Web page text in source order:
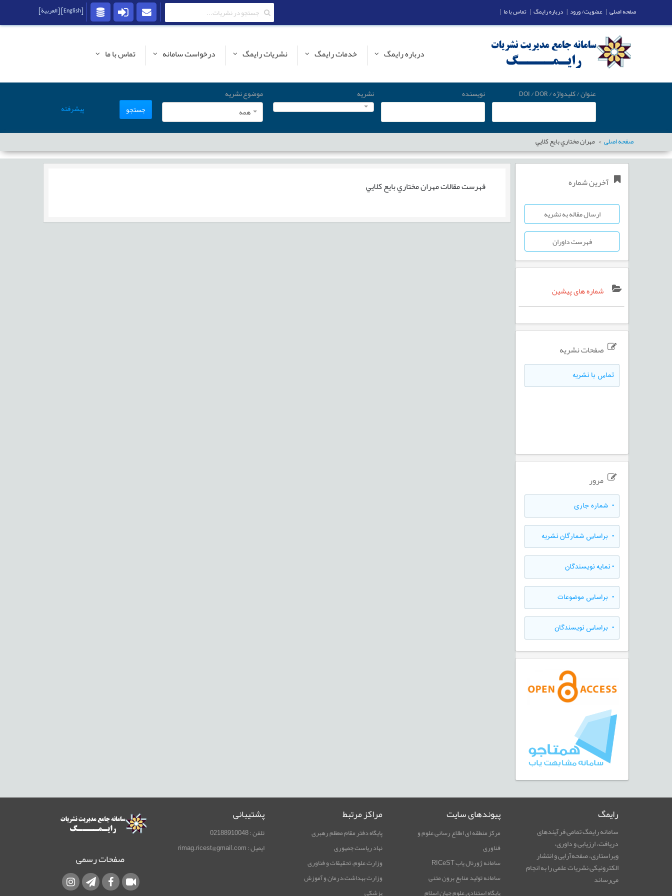
درباره رایمگ خدمات رایمگ نشریات رایمگ درخواست سامانه تماس با ما
عنوان / کلیدواژه / DOI / DOR نویسنده نشریه
موضوع نشریه
همه
جستجو پیشرفته
صفحه اصلی مهران مختاري بايع كلايي
آخرین شماره
ارسال مقاله به نشریه
فهرست داوران
شماره های پیشین
صفحات نشریه
تماس با نشریه
مرور
• شماره جاری
• براساس شمارگان نشریه
•نمایه نویسندگان
• براساس موضوعات
• براساس نویسندگان
فهرست مقالاتمهران مختاري بايع كلايي
رایمگ
سامانه رایمگ تمامی فرآیندهای
دریافت، ارزیابی و داوری،
ویراستاری، صفحه‌آرایی و انتشار
الکترونیکی نشریات علمی را به انجام
می‌رساند
پیوندهای سایت
مرکز منطقه ای اطلاع رسانی علوم و
فناوری
سامانه ژورنال یاب RICeST
سامانه تولید منابع برون متنی
پایگاه استنادی علوم جهان اسلام
مراکز مرتبط
پایگاه دفتر مقام معظم رهبری
نهاد ریاست جمهوری
وزارت علوم، تحقیقات و فناوری
وزارت بهداشت،درمان و آموزش
پزشکی
پشتیبانی
تلفن : 02188910048
ایمیل : rimag.ricest@gmail.com
صفحات رسمی
صفحه اصلی | عضویت/ ورود | درباره رایمگ | تماس با ما |
[English] [العربية]